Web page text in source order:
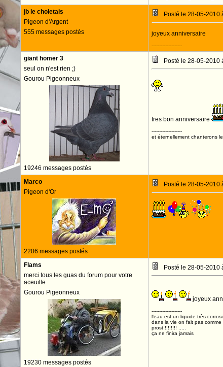
jb le choletais
Pigeon d'Argent
555 messages postés
Posté le 28-05-2010
joyeux anniversaire
--------------------
giant homer 3
seul on n'est rien ;)
Gourou Pigeonneux
19246 messages postés
Posté le 28-05-2010
tres bon anniversaire
--------------------
et éternellement chanterons
Marco
Pigeon d'Or
2206 messages postés
Posté le 28-05-2010
Flams
merci tous les guas du forum pour votre
aceuille
Gourou Pigeonneux
19230 messages postés
Posté le 28-05-2010
joyeux
--------------------
l'eau est un liquide très
dans la vie on fait pas
prost !!!!!!!! .....
ça ne finira jamais